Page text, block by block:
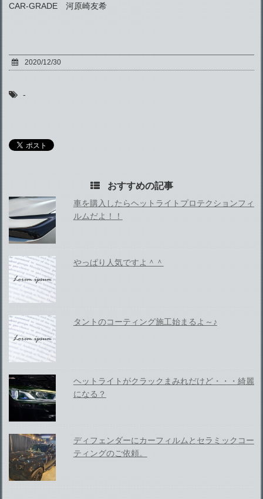
CAR-GRADE 河原崎友希
2020/12/30
-
おすすめの記事
車を購入したらヘットライトプロテクションフィ
ルムだよ！！
やっぱり人気ですよ＾＾
タントのコーティング施工始まるよ～♪
ヘットライトがクラックまみれだけど・・・綺麗
になる？
ディフェンダーにカーフィルムとセラミックコー
ティングのご依頼。